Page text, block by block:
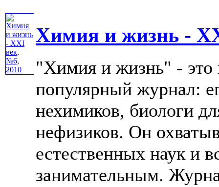
Химия и жизнь -
"Химия и жизнь" -
популярный журнал:
нехимиков, биологи
нефизиков. Он
естественных наук и
занимательным.